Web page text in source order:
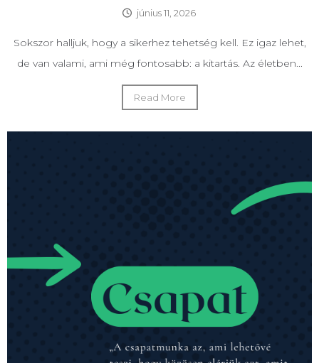
június 11, 2026
Sokszor halljuk, hogy a sikerhez tehetség kell. Ez igaz lehet,
de van valami, ami még fontosabb: a kitartás. Az életben...
Read More